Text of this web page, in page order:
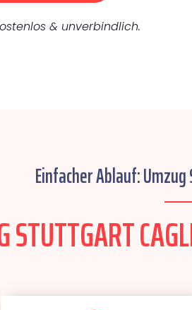
& unverbindlich.
Einfacher Ablauf:
STUTTGART